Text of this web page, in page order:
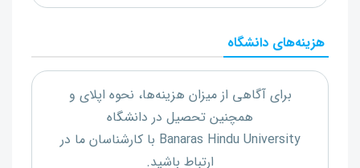
هزینه‌های دانشگاه
برای آگاهی از میزان هزینه‌ها، نحوه اپلای و
همچنین تحصیل در دانشگاه
Banaras Hindu Universityبا کارشناسان ما در
ارتباط باشید.